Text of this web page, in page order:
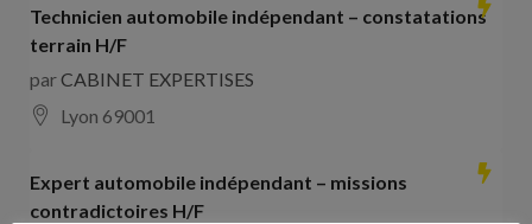
Technicien automobile indépendant – constatations
terrain H/F
parCABINET EXPERTISES
Lyon 69001
Expert automobile indépendant – missions
contradictoires H/F